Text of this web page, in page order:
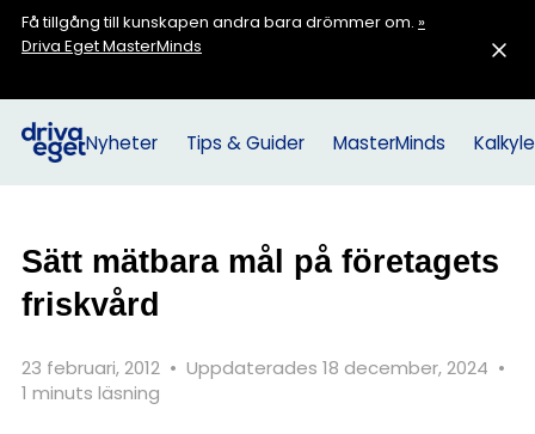
Få tillgång till kunskapen andra bara drömmer om. »
Driva Eget MasterMinds
Nyheter Tips & Guider MasterMinds
Sätt mätbara mål på företagets
friskvård
23 februari, 2012 • Uppdaterades 18 december, 2024 •
1 minuts läsning